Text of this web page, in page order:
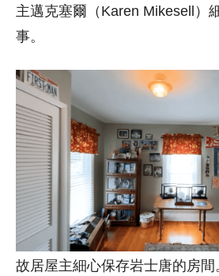
主邁克塞爾（Karen Mikesell）
事。
故居屋主細心保存岩士唐的房